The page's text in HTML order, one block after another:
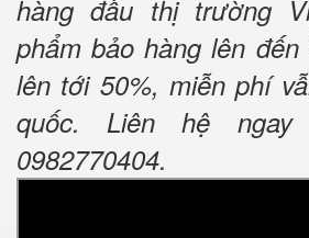
hàng đầu thị trường
phẩm bảo hàng lên
lên tới 50%, miễn phí
quốc. Liên hệ ngay
0982770404.